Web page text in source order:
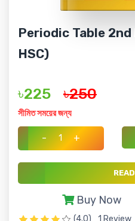
Periodic Table
HSC)
৳225 ৳250
সীমিত সময়ের জন্য
- +
Buy Now